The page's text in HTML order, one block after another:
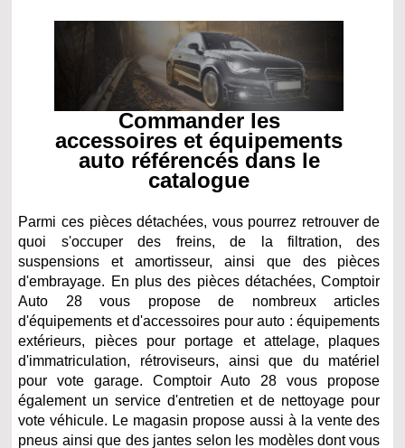
Commander les
accessoires et équipements
auto référencés dans le
catalogue
Parmi ces pièces détachées, vous pourrez retrouver de
quoi s'occuper des freins, de la filtration, des
suspensions et amortisseur, ainsi que des pièces
d'embrayage. En plus des pièces détachées, Comptoir
Auto 28 vous propose de nombreux articles
d'équipements et d'accessoires pour auto : équipements
extérieurs, pièces pour portage et attelage, plaques
d'immatriculation, rétroviseurs, ainsi que du matériel
pour vote garage. Comptoir Auto 28 vous propose
également un service d'entretien et de nettoyage pour
vote véhicule. Le magasin propose aussi à la vente des
pneus ainsi que des jantes selon les modèles dont vous